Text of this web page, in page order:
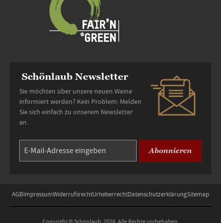
Schönlaub Newsletter
Sie möchten über unsere neuen Weine
informiert werden? Kein Problem: Melden
Sie sich einfach zu unserem Newsletter
an.
Abonnieren
AGBImpressumWiderrufsrechtUrheberrechtDatenschutzerklärungSitemap